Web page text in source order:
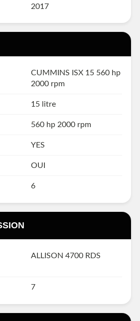
2017
CUMMINS ISX 15 560 hp
2000 rpm
15 litre
560 hp 2000 rpm
YES
OUI
6
ALLISON 4700 RDS
7